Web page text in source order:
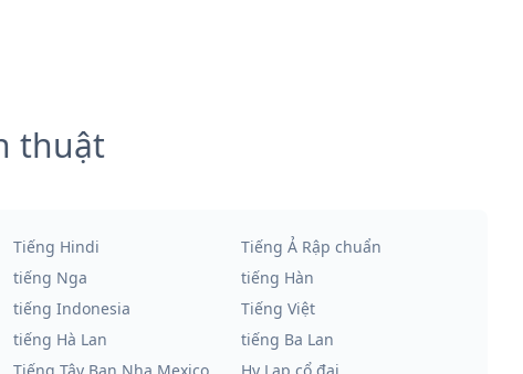
thuật
Tiếng Hindi
Tiếng Ả Rập chuẩn
tiếng Nga
tiếng Hàn
tiếng Indonesia
Tiếng Việt
tiếng Hà Lan
tiếng Ba Lan